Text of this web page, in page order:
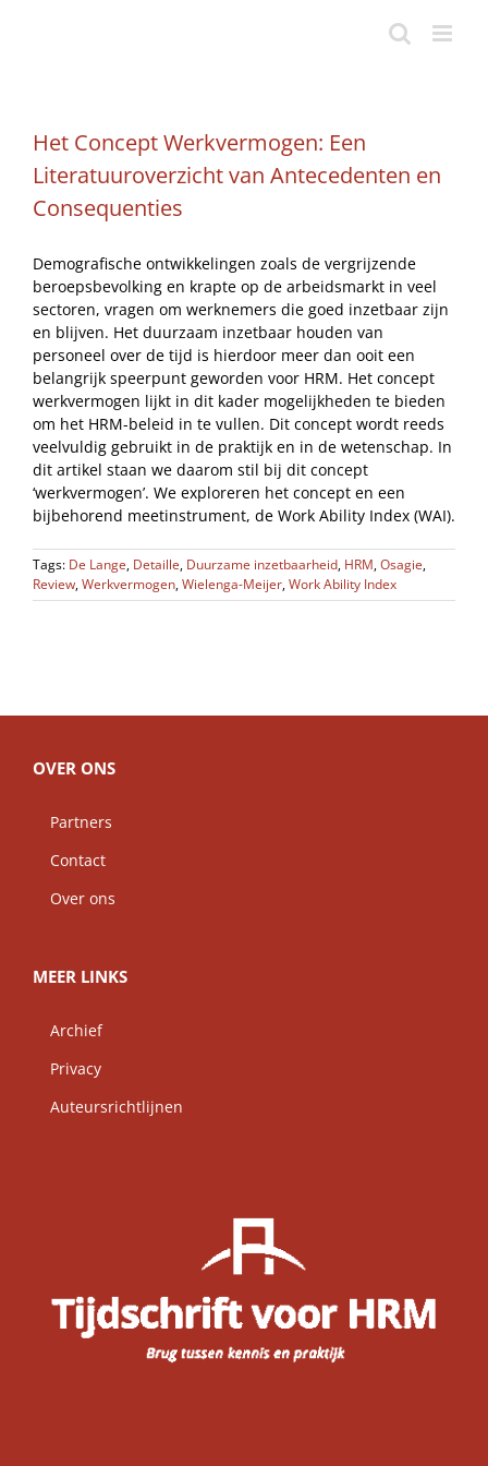
Het Concept Werkvermogen: Een
Literatuuroverzicht van Antecedenten en
Consequenties
Demografische ontwikkelingen zoals de vergrijzende
beroepsbevolking en krapte op de arbeidsmarkt in veel
sectoren, vragen om werknemers die goed inzetbaar zijn
en blijven. Het duurzaam inzetbaar houden van
personeel over de tijd is hierdoor meer dan ooit een
belangrijk speerpunt geworden voor HRM. Het concept
werkvermogen lijkt in dit kader mogelijkheden te bieden
om het HRM-beleid in te vullen. Dit concept wordt reeds
veelvuldig gebruikt in de praktijk en in de wetenschap. In
dit artikel staan we daarom stil bij dit concept
‘werkvermogen’. We exploreren het concept en een
bijbehorend meetinstrument, de Work Ability Index (WAI).
Tags: De Lange, Detaille, Duurzame inzetbaarheid, HRM,Osagie,
Review,Werkvermogen,Wielenga-Meijer,Work Ability Index
OVER ONS
Partners
Contact
Over ons
MEER LINKS
Archief
Privacy
Auteursrichtlijnen